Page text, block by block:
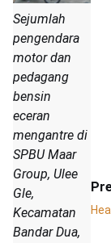
Sejumlah
pengendara
motor dan
pedagang
bensin
eceran
mengantre di
SPBU Maar
Group, Ulee
Gle,
Kecamatan
Bandar Dua,